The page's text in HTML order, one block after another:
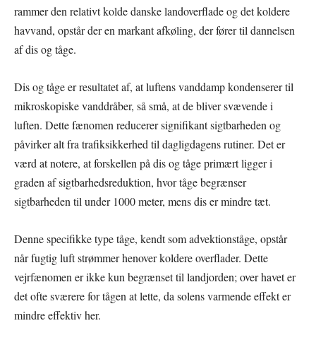
rammer den relativt kolde danske landoverflade og det koldere
havvand, opstår der en markant afkøling, der fører til dannelsen
af dis og tåge.
Dis og tåge er resultatet af, at luftens vanddamp kondenserer til
mikroskopiske vanddråber, så små, at de bliver svævende i
luften. Dette fænomen reducerer signifikant sigtbarheden og
påvirker alt fra trafiksikkerhed til dagligdagens rutiner. Det er
værd at notere, at forskellen på dis og tåge primært ligger i
graden af sigtbarhedsreduktion, hvor tåge begrænser
sigtbarheden til under 1000 meter, mens dis er mindre tæt.
Denne specifikke type tåge, kendt som advektionståge, opstår
når fugtig luft strømmer henover koldere overflader. Dette
vejrfænomen er ikke kun begrænset til landjorden; over havet er
det ofte sværere for tågen at lette, da solens varmende effekt er
mindre effektiv her.